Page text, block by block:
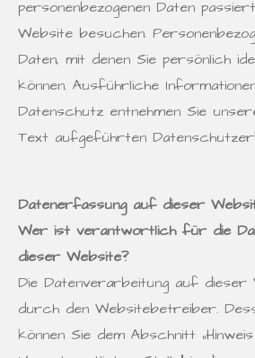
personenbezogenen Daten
Website besuchen.
Daten, mit denen Sie persönlich
können. Ausführliche
Datenschutz entnehmen Sie
Text aufgeführten
Datenerfassung auf dieser
Wer ist verantwortlich für die
dieser Website?
Die Datenverarbeitung auf
durch den Websitebetreiber.
können Sie dem Abschnitt